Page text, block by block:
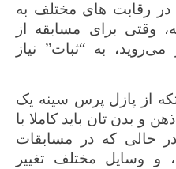
رقابت های مختلف به
وقتی برای مسابقه از
به “ثبات” نیاز
تکه از پازل پرس سینه یک
و بدن تان باید کاملا با
در حالی که در مسابقات
و وسایل مختلف تغییر